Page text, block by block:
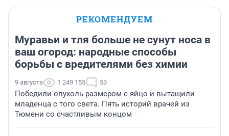
РЕКОМЕНДУЕМ
Муравьи и тля больше не сунут носа в
ваш огород: народные способы
борьбы с вредителями без химии
9 августа 1 249 155 53
Победили опухоль размером с яйцо и вытащили
младенца с того света. Пять историй врачей из
Тюмени со счастливым концом